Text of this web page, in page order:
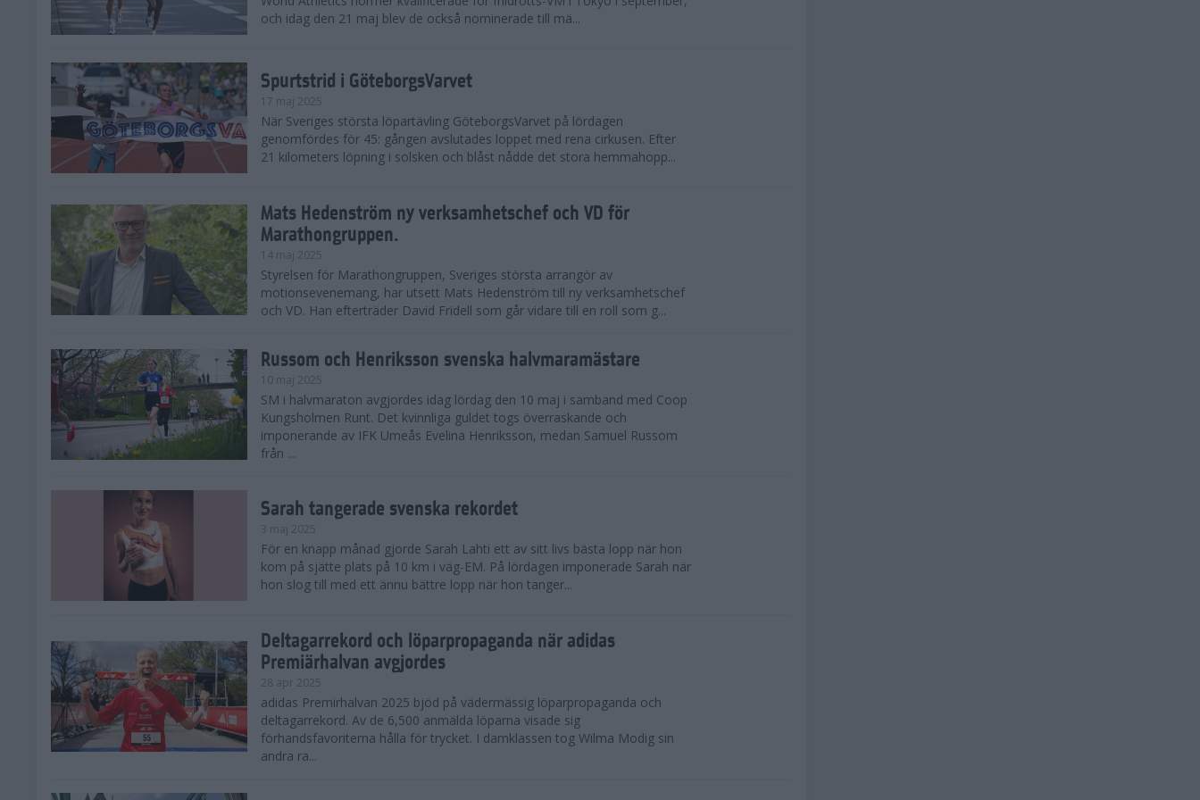
och idag den 21 maj blev de också nominerade till mä...
Spurtstrid i GöteborgsVarvet
17 maj 2025
När Sveriges största löpartävling GöteborgsVarvet på lördagen
genomfördes för 45: gången avslutades loppet med rena cirkusen. Efter
21 kilometers löpning i solsken och blåst nådde det stora hemmahopp...
Mats Hedenström ny verksamhetschef och VD för
Marathongruppen.
14 maj 2025
Styrelsen för Marathongruppen, Sveriges största arrangör av
motionsevenemang, har utsett Mats Hedenström till ny verksamhetschef
och VD. Han efterträder David Fridell som går vidare till en roll som g...
Russom och Henriksson svenska halvmaramästare
10 maj 2025
SM i halvmaraton avgjordes idag lördag den 10 maj i samband med Coop
Kungsholmen Runt. Det kvinnliga guldet togs överraskande och
imponerande av IFK Umeås Evelina Henriksson, medan Samuel Russom
från ...
Sarah tangerade svenska rekordet
3 maj 2025
För en knapp månad gjorde Sarah Lahti ett av sitt livs bästa lopp när hon
kom på sjätte plats på 10 km i väg-EM. På lördagen imponerade Sarah när
hon slog till med ett ännu bättre lopp när hon tanger...
Deltagarrekord och löparpropaganda när adidas
Premiärhalvan avgjordes
28 apr 2025
adidas Premirhalvan 2025 bjöd på vädermässig löparpropaganda och
deltagarrekord. Av de 6,500 anmälda löparna visade sig
förhandsfavoriterna hålla för trycket. I damklassen tog Wilma Modig sin
andra ra...